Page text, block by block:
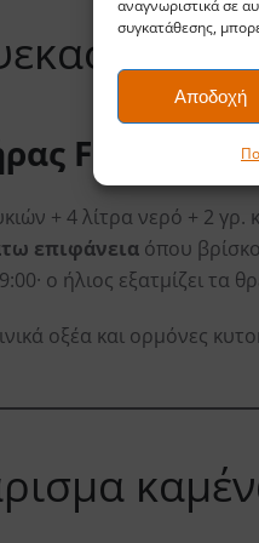
αναγνωριστικά σε
συγκατάθεσης,
Αποδοχή
Fiskars 5 L
+ 4 λίτρα νερό + 2 γρ.
επιφάνεια όπου
ο ήλιος εξατμίζει τα
οξέα και ορμόνες